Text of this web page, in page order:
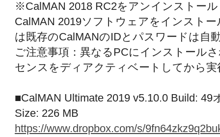
※CalMAN 2018 RC2をアンインストー
CalMAN 2019ソフトウェアをインスト
は既存のCalMANのIDとパスワードは自
ご注意事項：異なるPCにインストール
センスをディアクティベートしてから
■CalMAN Ultimate 2019 v5.10.0 Build:
Size: 226 MB
https://www.dropbox.com/s/